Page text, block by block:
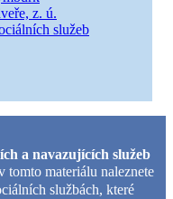
z. ú.
služeb
a navazujících služeb
tomto materiálu naleznete
službách, které